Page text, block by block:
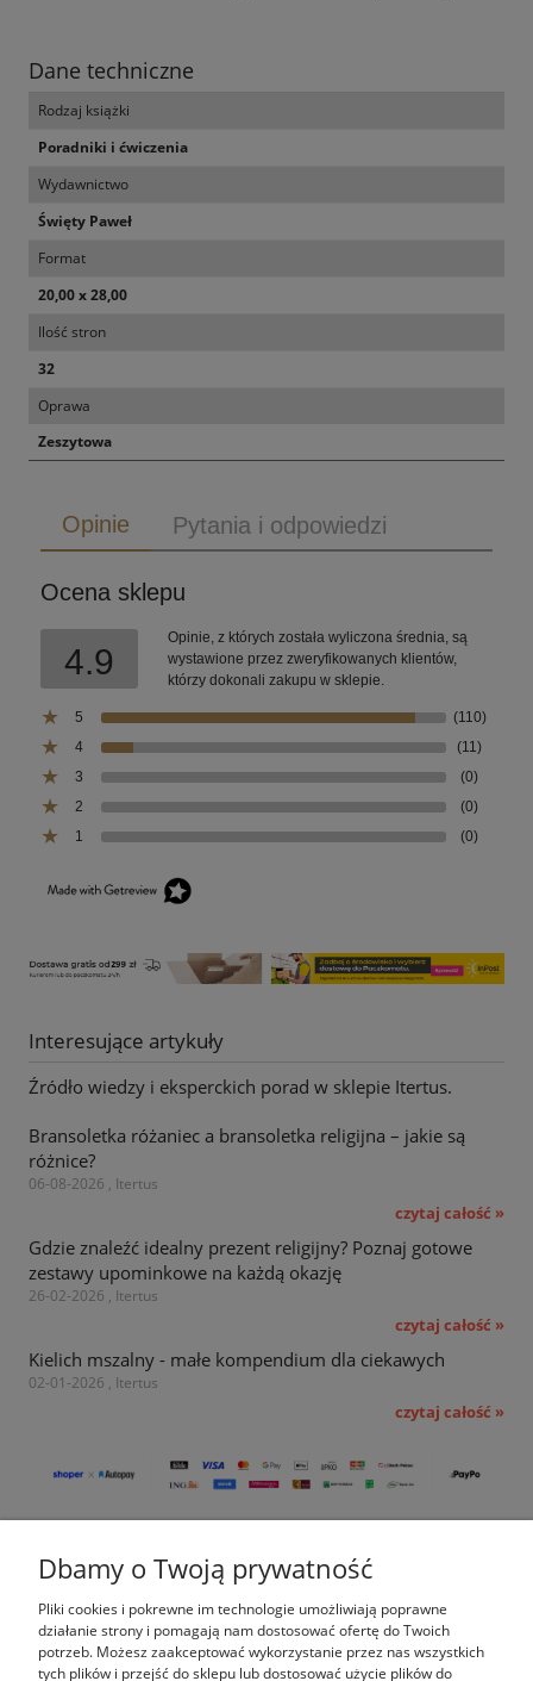
Dane techniczne
Rodzaj książki
Poradniki i ćwiczenia
Wydawnictwo
Święty Paweł
Format
20,00 x 28,00
Ilość stron
32
Oprawa
Zeszytowa
Opinie Pytania i odpowiedzi
Ocena sklepu
4.9
Opinie, z których została wyliczona średnia, są
wystawione przez zweryfikowanych klientów,
którzy dokonali zakupu w sklepie.
5
(110)
4
(11)
3
(0)
2
(0)
1
(0)
Interesujące artykuły
Źródło wiedzy i eksperckich porad w sklepie Itertus.
Bransoletka różaniec a bransoletka religijna – jakie są
różnice?
06-08-2026 , Itertus
czytaj całość »
Gdzie znaleźć idealny prezent religijny? Poznaj gotowe
zestawy upominkowe na każdą okazję
26-02-2026 , Itertus
czytaj całość »
Kielich mszalny - małe kompendium dla ciekawych
02-01-2026 , Itertus
czytaj całość »
Moje konto
Płatności i dostawa
Dbamy o Twoją prywatność
Pliki cookies i pokrewne im technologie umożliwiają poprawne
działanie strony i pomagają nam dostosować ofertę do Twoich
potrzeb. Możesz zaakceptować wykorzystanie przez nas wszystkich
tych plików i przejść do sklepu lub dostosować użycie plików do